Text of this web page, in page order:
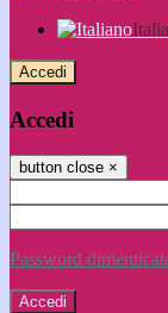
Accedi
Accedi
button close ×
Password